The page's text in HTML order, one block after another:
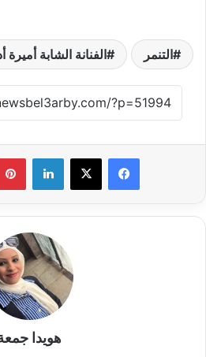
التنمر الفنانة الشابة أميرة
لينكدإن
هويدا